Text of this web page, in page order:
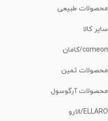
محصولات طبیعی
سایر کالا
comeon/کامان
محصولات ثمین
محصولات آرگوسول
ELLARO/الارو